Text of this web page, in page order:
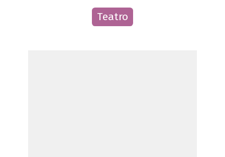
Teatro